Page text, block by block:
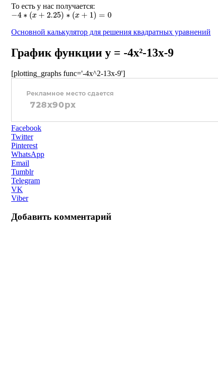
То есть у нас получается:
−4∗(x+2.25)∗(x+1)=0
Основной калькулятор для решения квадратных уравнений
График функции y = -4x²-13x-9
[plotting_graphs func='-4x^2-13x-9']
Facebook
Twitter
Pinterest
WhatsApp
Email
Tumblr
Telegram
VK
Viber
Добавить комментарий